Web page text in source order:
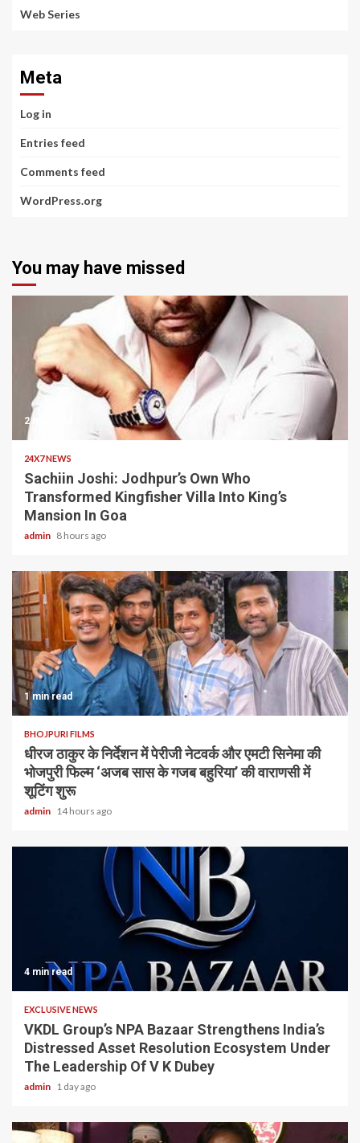
Web Series
Meta
Log in
Entries feed
Comments feed
WordPress.org
You may have missed
2 min read
24X7 NEWS
Sachiin Joshi: Jodhpur’s Own Who
Transformed Kingfisher Villa Into King’s
Mansion In Goa
admin 8 hours ago
1 min read
BHOJPURI FILMS
धीरज ठाकुर के निर्देशन में पेरीजी नेटवर्क और एमटी सिनेमा की
भोजपुरी फिल्म ‘अजब सास के गजब बहुरिया’ की वाराणसी में
शूटिंग शुरू
admin 14 hours ago
4 min read
EXCLUSIVE NEWS
VKDL Group’s NPA Bazaar Strengthens India’s
Distressed Asset Resolution Ecosystem Under
The Leadership Of V K Dubey
admin 1 day ago